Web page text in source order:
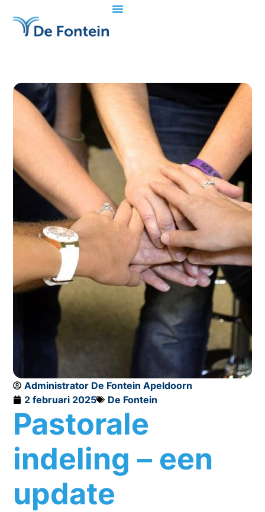
Administrator De Fontein Apeldoorn
2 februari 2025
De Fontein
Pastorale
indeling – een
update